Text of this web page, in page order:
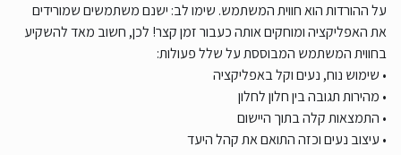
על ההורדות הוא חווית המשתמש. שימו לב: ישנם משתמשים שמורידים
את האפליקציה ומוחקים אותה כעבור זמן קצר! לכן, חשוב מאד להשקיע
בחווית המשתמש המבוססת על שלל פעולות:
• שימוש נוח, נעים וקל באפליקציה
• מהירות תגובה בין חלון לחלון
• התמצאות קלה בתוך היישום
• עיצוב נעים וכזה התואם את קהל היעד